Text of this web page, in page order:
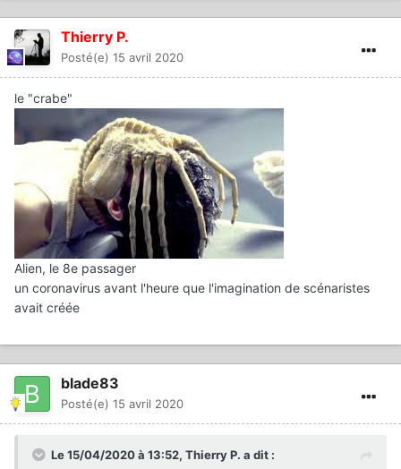
Thierry P.
Posté(e) 15 avril 2020
le "crabe"
Alien, le 8e passager
un coronavirus avant l'heure que l'imagination de scénaristes
avait créée
blade83
Posté(e) 15 avril 2020
Le 15/04/2020 à 13:52, Thierry P. a dit :